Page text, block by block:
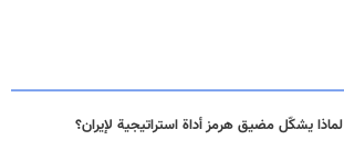
لماذا يشكّل مضيق هرمز أداة استراتيجية لإيران؟